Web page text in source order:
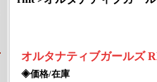
オルタナティブガールズ
◈価格/在庫